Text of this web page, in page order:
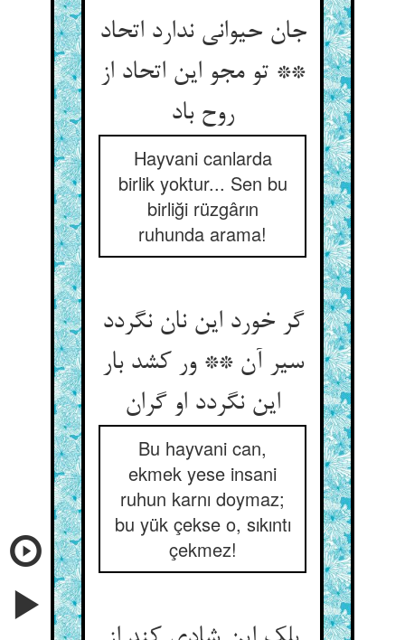
جان حیوانی ندارد اتحاد
** تو مجو این اتحاد از
روح باد
Hayvani canlarda
birlik yoktur... Sen bu
birliği rüzgârın
ruhunda arama!
گر خورد این نان نگردد
سیر آن ** ور کشد بار
این نگردد او گران
Bu hayvani can,
ekmek yese insani
ruhun karnı doymaz;
bu yük çekse o, sıkıntı
çekmez!